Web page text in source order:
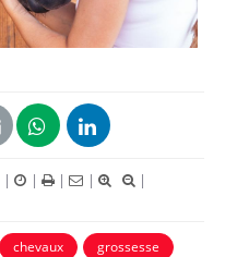
| | | |
|
chevaux grossesse